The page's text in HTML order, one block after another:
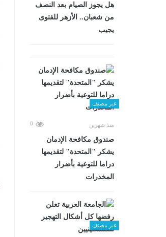
هل يجوز الصيام بعد النصف
من شعبان.. الأزهر للفتوى
يجيب
غير مصنف
منذ شهرين 0
صندوق مكافحة الإدمان
يشكر "المتحدة" لتقديمها
دراما للتوعية بأضرار
المخدرات
غير مصنف